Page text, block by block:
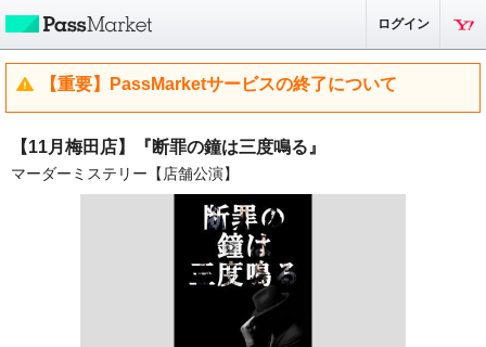
ログイン
【重要】PassMarketサービスの終了について
【11月梅田店】『断罪の鐘は三度鳴る』
マーダーミステリー【店舗公演】